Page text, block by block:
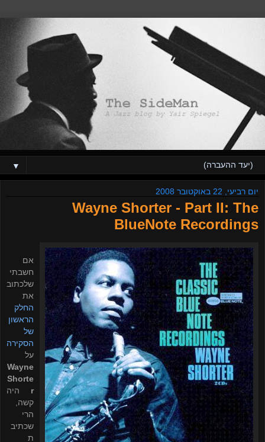
▼
יום רביעי, 22 באוקטובר 2008
Wayne Shorter - Part II: The
BlueNote Recordings
אם
חשבתי
שלכתוב
את
החלק
הראשון
של
הסקירה
על
Wayne
Shorte
r היה
קשה,
הרי
שכתיב
ת